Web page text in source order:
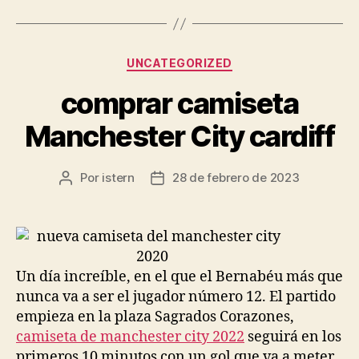
Categorías
UNCATEGORIZED
comprar camiseta
Manchester City cardiff
Autor
entrada
Por istern
Fecha
entrada
28 de febrero de 2023
Un día increíble, en el que el Bernabéu más que
nunca va a ser el jugador número 12. El partido
empieza en la plaza Sagrados Corazones,
camiseta de manchester city 2022 seguirá en los